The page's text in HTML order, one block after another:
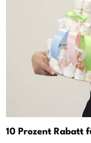
10 Prozent Rabatt